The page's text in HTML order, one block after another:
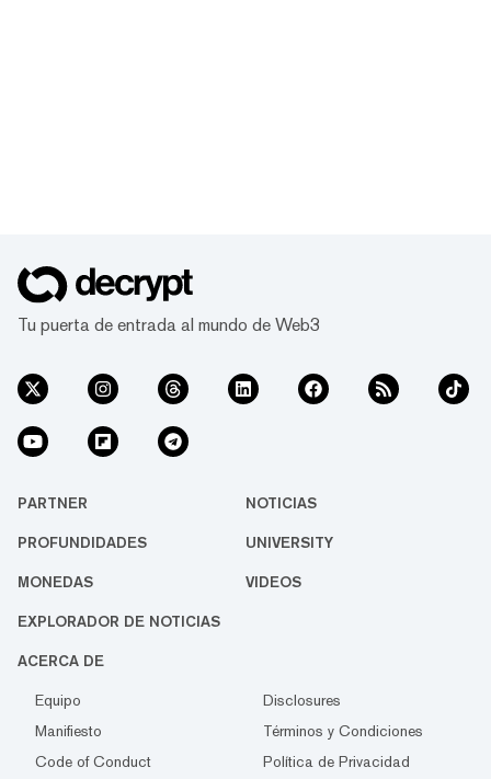
Tu puerta de entrada al mundo de Web3
PARTNER NOTICIAS
PROFUNDIDADES UNIVERSITY
MONEDAS VIDEOS
EXPLORADOR DE NOTICIAS
ACERCA DE
Equipo
Disclosures
Manifiesto
Términos y Condiciones
Code of Conduct
Política de Privacidad